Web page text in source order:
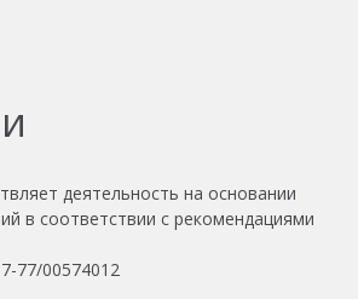
деятельность на основании
в соответствии с рекомендациями
77/00574012